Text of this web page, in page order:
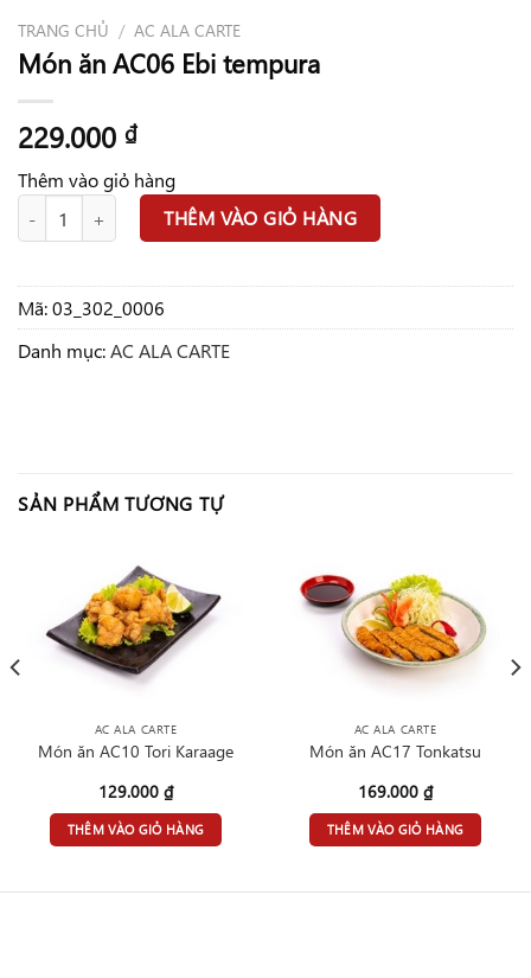
TRANG CHỦ / AC ALA CARTE
Món ăn AC06 Ebi tempura
229.000 ₫
Thêm vào giỏ hàng
Món ăn AC06 Ebi tempura số lượng
THÊM VÀO GIỎ HÀNG
Mã:03_302_0006
Danh mục:AC ALA CARTE
SẢN PHẨM TƯƠNG TỰ
AC ALA CARTE
Món ăn AC10 Tori Karaage
129.000 ₫
THÊM VÀO GIỎ HÀNG
AC ALA CARTE
Món ăn AC17 Tonkatsu
169.000 ₫
THÊM VÀO GIỎ HÀNG